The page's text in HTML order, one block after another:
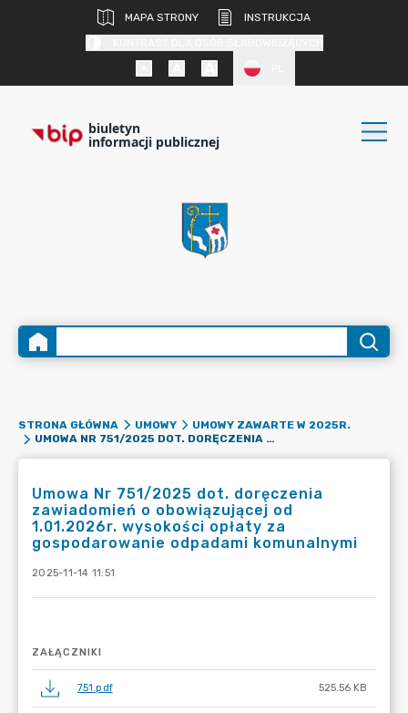
MAPA STRONY
INSTRUKCJA
biuletyn
informacji publicznej
STRONA GŁÓWNA UMOWY
UMOWY ZAWARTE W 2025R.
UMOWA NR 751/2025 DOT. DORĘCZENIA ZAWIADOMIEŃ O OBOWIĄZUJĄCEJ OD 1.01.2026R. WYSOKOŚCI OPŁATY ZA GOSPODAROWANIE ODPADAMI KOMUNALNYMI
Umowa Nr 751/2025 dot. doręczenia
zawiadomień o obowiązującej od
1.01.2026r. wysokości opłaty za
gospodarowanie odpadami komunalnymi
2025-11-14 11:51
ZAŁĄCZNIKI
751.pdf 525.56 KB